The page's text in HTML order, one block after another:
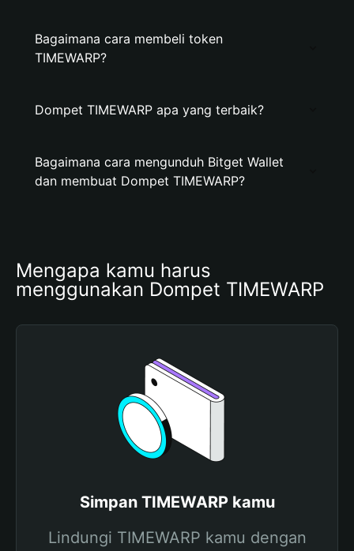
Bagaimana cara membeli token
TIMEWARP?
Dompet TIMEWARP apa yang terbaik?
Bagaimana cara mengunduh Bitget Wallet
dan membuat Dompet TIMEWARP?
Mengapa kamu harus
menggunakan Dompet TIMEWARP
Simpan TIMEWARP kamu
Lindungi TIMEWARP kamu dengan